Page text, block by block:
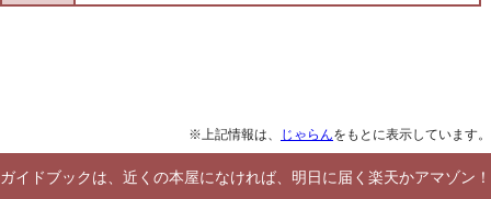
※上記情報は、 じゃらんをもとに表示しています。
ガイドブックは、近くの本屋になければ、明日に届く楽天かアマゾン！